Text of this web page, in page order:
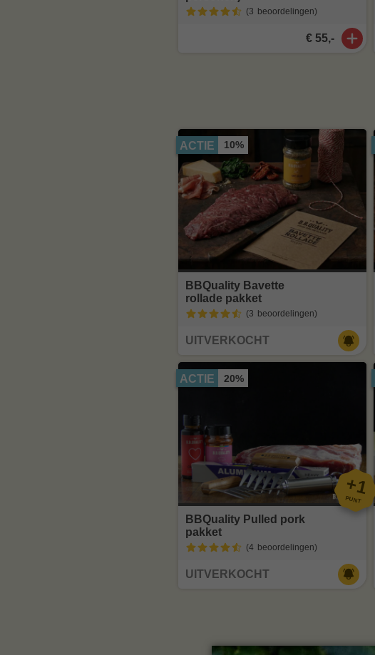
(3 beoordelingen)
€ 55,-
ACTIE 10%
BBQuality Bavette
rollade pakket
(3 beoordelingen)
UITVERKOCHT
ACTIE 20%
+1
PUNT
BBQuality Pulled pork
pakket
(4 beoordelingen)
UITVERKOCHT